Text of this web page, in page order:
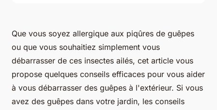
Que vous soyez allergique aux piqûres de guêpes
ou que vous souhaitiez simplement vous
débarrasser de ces insectes ailés, cet article vous
propose quelques conseils efficaces pour vous aider
à vous débarrasser des guêpes à l'extérieur. Si vous
avez des guêpes dans votre jardin, les conseils